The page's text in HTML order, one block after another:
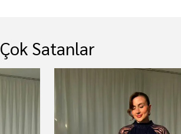
Çok Satanlar